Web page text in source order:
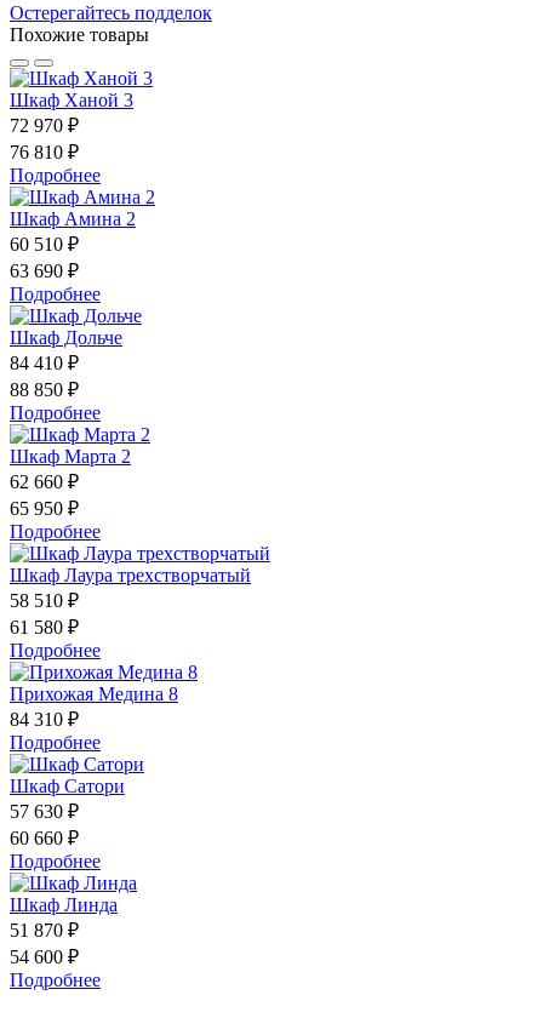
Остерегайтесь подделок
Похожие товары
Шкаф Ханой 3
72 970 ₽
76 810 ₽
Подробнее
Шкаф Амина 2
60 510 ₽
63 690 ₽
Подробнее
Шкаф Дольче
84 410 ₽
88 850 ₽
Подробнее
Шкаф Марта 2
62 660 ₽
65 950 ₽
Подробнее
Шкаф Лаура трехстворчатый
58 510 ₽
61 580 ₽
Подробнее
Прихожая Медина 8
84 310 ₽
Подробнее
Шкаф Сатори
57 630 ₽
60 660 ₽
Подробнее
Шкаф Линда
51 870 ₽
54 600 ₽
Подробнее